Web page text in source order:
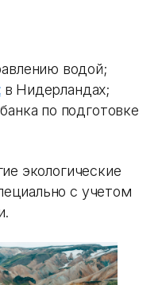
водой;
в Нидерландах;
по подготовке
экологические
с учетом